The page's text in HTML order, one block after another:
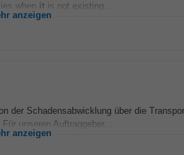
when it is not existing...
anzeigen
der Schadensabwicklung über die
unseren Auftraggeber...
anzeigen